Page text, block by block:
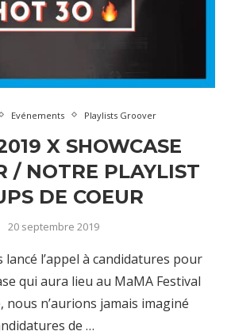
Evénements Playlists Groover
X SHOWCASE
/ NOTRE PLAYLIST
DE COEUR
20 septembre 2019
l’appel à candidatures pour
qui aura lieu au MaMA Festival
nous n’aurions jamais imaginé
de …